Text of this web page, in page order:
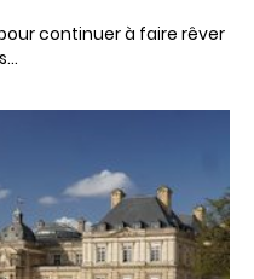
continuer à faire rêver